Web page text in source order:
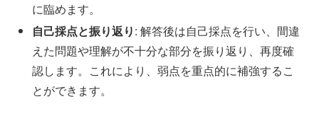
に臨めます。
自己採点と振り返り: 解答後は自己採点を行い、間違
えた問題や理解が不十分な部分を振り返り、再度確
認します。これにより、弱点を重点的に補強するこ
とができます。